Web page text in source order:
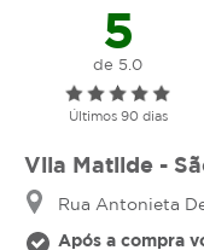
5
de 5.0
Últimos 90 dias
Vila Matilde -
Rua Antonieta
Após a compra